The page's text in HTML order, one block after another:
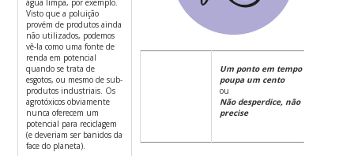
Visto que a poluição
provém de produtos ainda
não utilizados, podemos
vê-la como uma fonte de
renda em potencial
quando se trata de
esgotos, ou mesmo de sub-
produtos industriais. Os
agrotóxicos obviamente
nunca oferecem um
potencial para reciclagem
(e deveriam ser banidos da
face do planeta).
Um ponto em tempo
poupa um cento
ou
Não desperdice, não
precise